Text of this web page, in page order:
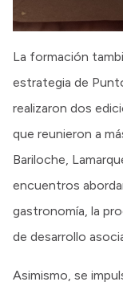
La formación
estrategia de
realizaron dos
que reunieron a
Bariloche,
encuentros
gastronomía, la
de desarrollo
Asimismo, se